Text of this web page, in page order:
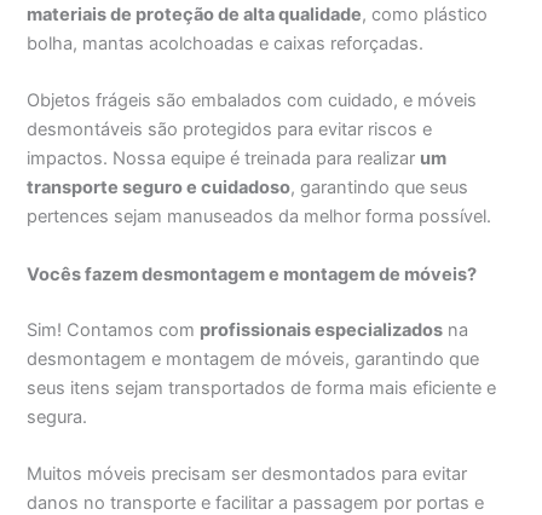
materiais de proteção de alta qualidade, como plástico
bolha, mantas acolchoadas e caixas reforçadas.
Objetos frágeis são embalados com cuidado, e móveis
desmontáveis são protegidos para evitar riscos e
impactos. Nossa equipe é treinada para realizar um
transporte seguro e cuidadoso, garantindo que seus
pertences sejam manuseados da melhor forma possível.
Vocês fazem desmontagem e montagem de móveis?
Sim! Contamos com profissionais especializados na
desmontagem e montagem de móveis, garantindo que
seus itens sejam transportados de forma mais eficiente e
segura.
Muitos móveis precisam ser desmontados para evitar
danos no transporte e facilitar a passagem por portas e